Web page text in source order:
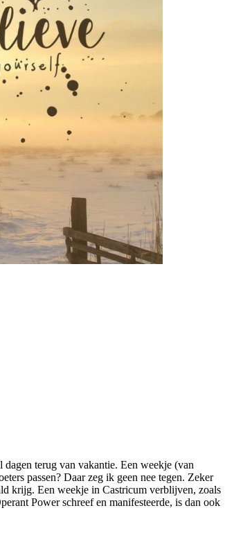
terug van vakantie. Een weekje (van
passen? Daar zeg ik geen nee tegen. Zeker
krijg. Een weekje in Castricum verblijven, zoals
Power schreef en manifesteerde, is dan ook